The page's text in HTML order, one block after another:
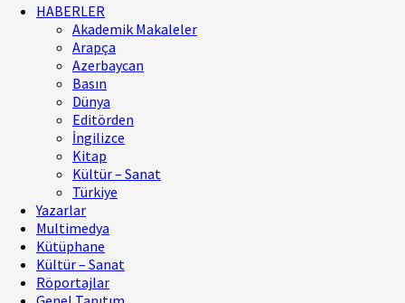
HABERLER
Akademik Makaleler
Arapça
Azerbaycan
Basın
Dünya
Editörden
İngilizce
Kitap
Kültür – Sanat
Türkiye
Yazarlar
Multimedya
Kütüphane
Kültür – Sanat
Röportajlar